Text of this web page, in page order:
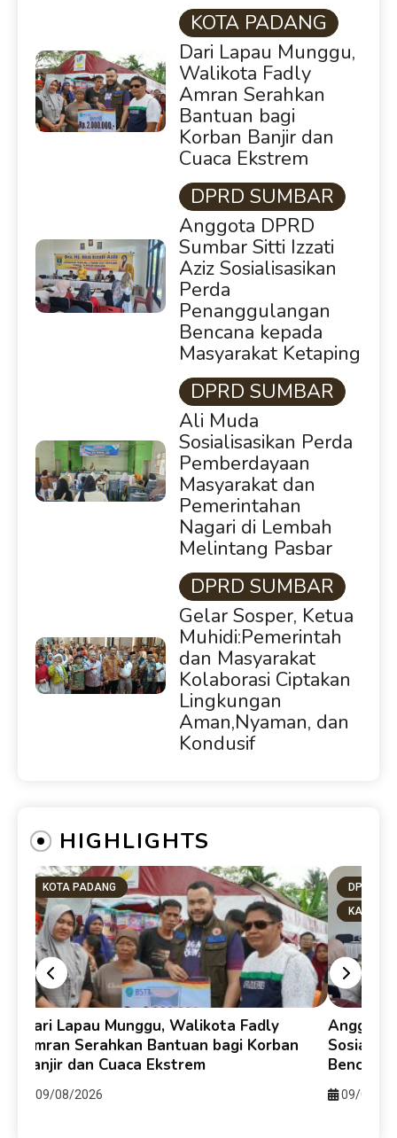
KOTA PADANG
Dari Lapau Munggu,
Walikota Fadly
Amran Serahkan
Bantuan bagi
Korban Banjir dan
Cuaca Ekstrem
DPRD SUMBAR
Anggota DPRD
Sumbar Sitti Izzati
Aziz Sosialisasikan
Perda
Penanggulangan
Bencana kepada
Masyarakat Ketaping
DPRD SUMBAR
Ali Muda
Sosialisasikan Perda
Pemberdayaan
Masyarakat dan
Pemerintahan
Nagari di Lembah
Melintang Pasbar
DPRD SUMBAR
Gelar Sosper, Ketua
Muhidi:Pemerintah
dan Masyarakat
Kolaborasi Ciptakan
Lingkungan
Aman,Nyaman, dan
Kondusif
HIGHLIGHTS
KOTA PADANG
Dari Lapau Munggu, Walikota Fadly
Amran Serahkan Bantuan bagi Korban
Banjir dan Cuaca Ekstrem
09/08/2026
DPRD
KAB.
Anggota
Bencana
09/08/